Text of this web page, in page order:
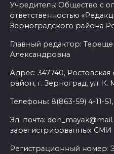
Учредитель: Общество с
ответственностью
Зерноградского района
Главный редактор:
Александровна
Адрес: 347740,
район, г. Зерноград, ул. К.
Телефоны: 8(863-59) 4-11-
Эл. почта:
зарегистрированных СМИ
Регистрационный номер: